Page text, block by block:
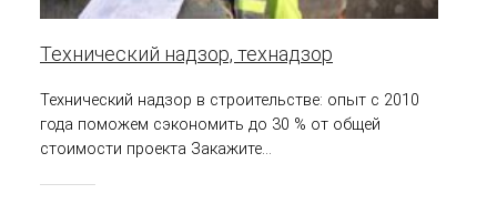
Технический надзор, технадзор
Технический надзор в строительстве: опыт с 2010
года поможем сэкономить до 30 % от общей
стоимости проекта Закажите...